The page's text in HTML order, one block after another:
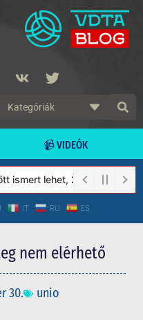
📹 VIDEÓK
lehet, 2023-tól a
IT RU ES
nem elérhető
30.
unio